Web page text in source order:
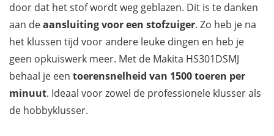
door dat het stof wordt weg geblazen. Dit is te danken
aan deaansluiting voor een stofzuiger. Zo heb je na
het klussen tijd voor andere leuke dingen en heb je
geen opkuiswerk meer. Met de Makita HS301DSMJ
behaal je een toerensnelheid van 1500 toeren per
minuut. Ideaal voor zowel de professionele klusser als
de hobbyklusser.